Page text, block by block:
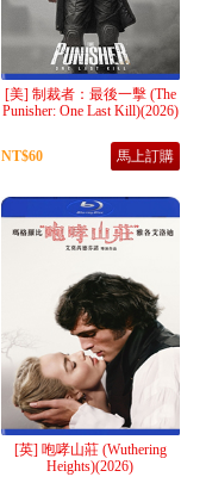
[美] 制裁者：最後一擊 (The
Punisher: One Last Kill)(2026)
NT$60 馬上訂購
[英] 咆哮山莊 (Wuthering
Heights)(2026)